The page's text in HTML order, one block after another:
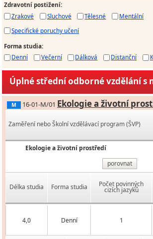
Zdravotní postižení:
Zrakové
Sluchové Tělesné
Mentální
Specifické poruchy učení
Forma studia:
Denní
Večerní Dálková Distanční
Úplné střední odborné vzdělání s
M 16-01-M/01 Ekologie a životní
Zaměření nebo Školní vzdělávací program (ŠVP)
Ekologie a životní prostředí
porovnat
Délka studia Forma studia Počet povinných
cizích jazyků
4,0 Denní 1